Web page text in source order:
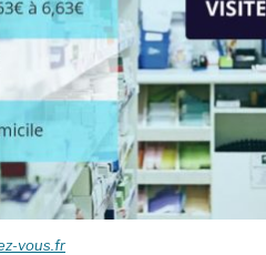
vous.fr